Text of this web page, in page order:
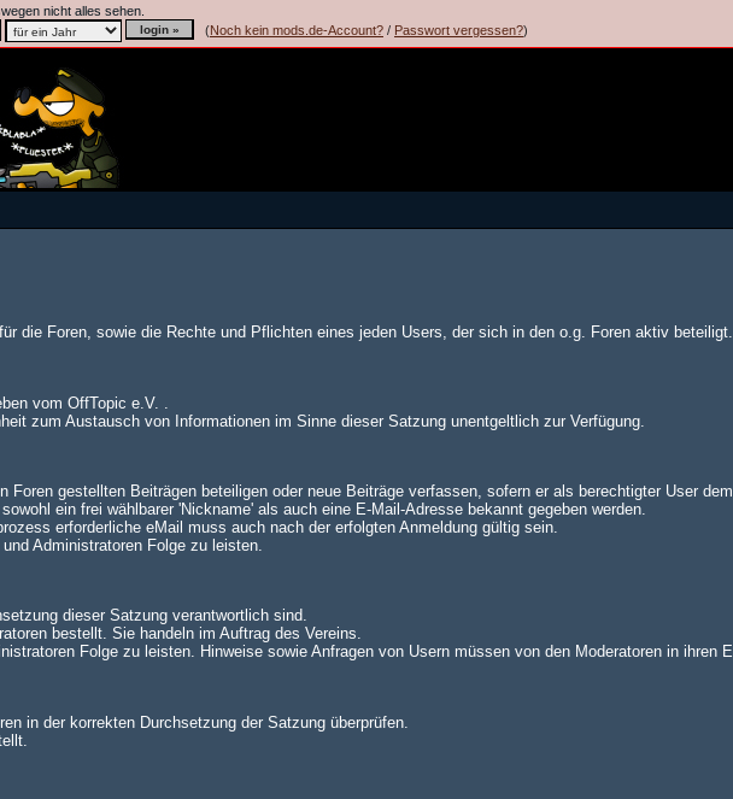
nicht alles sehen.
(Noch kein mods.de-Account? / Passwort vergessen?)
die Foren, sowie die Rechte und Pflichten eines jeden Users, der sich in den o.g. Foren aktiv beteiligt.
vom OffTopic e.V. .
zum Austausch von Informationen im Sinne dieser Satzung unentgeltlich zur Verfügung.
Foren gestellten Beiträgen beteiligen oder neue Beiträge verfassen, sofern er als berechtigter User
ein frei wählbarer 'Nickname' als auch eine E-Mail-Adresse bekannt gegeben werden.
erforderliche eMail muss auch nach der erfolgten Anmeldung gültig sein.
Administratoren Folge zu leisten.
dieser Satzung verantwortlich sind.
bestellt. Sie handeln im Auftrag des Vereins.
Folge zu leisten. Hinweise sowie Anfragen von Usern müssen von den Moderatoren in ihren
in der korrekten Durchsetzung der Satzung überprüfen.